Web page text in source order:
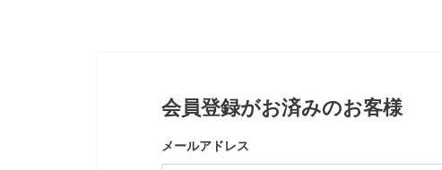
会員登録がお済みのお客様
メールアドレス